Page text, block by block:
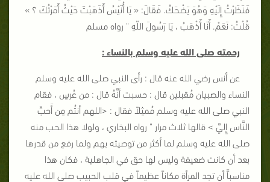
فَنَظَرْتُ إِلَيْهِ وَهُوَ يَضْحَكُ. فَقَالَ: « يَا أُنَيْسُ أَذَهَبْتَ حَيْثُ أَمَرْتُكَ ؟ »
قُلْتُ: نَعَمْ. أَنَا أَذْهَبُ ، يَا رَسُولَ اللّهِ " رواه مسلم
رحمته صلى الله عليه وسلم بالنساء :
عن أنس رضي الله عنه قال : رأى النبي صلى الله عليه وسلم
النساء والصبيان مُقبلين قال : حسبت أنَّهُ قال : من عُرسٍ ، فقام
النبي صلى الله عليه وسلم مُمثِلاً فقال : <اللهم أنتُم مِن أَحبِّ
النَّاس إِليَّ > قالها ثلاث مرار " رواه البخاري ، ولولا هذا الحب منه
صلى الله عليه وسلم لما أكثر من توصيته بهم ولما رفع من قدرها
بعد أن كانت ضعيفة وليس لها حق في الجاهلية ، فكان هذا
مناسباًَ أن تجد المرأة مكاناً عظيماً في قلب الحبيب صلى الله عليه